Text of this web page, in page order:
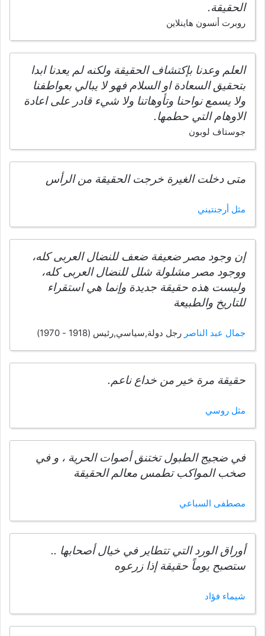
الحقيقة.
روبرت أنسون هاينلاين
العلم وعدنا بإكتشاف الحقيقة ولكنه لم يعدنا ابدا
بتحقيق السعادة او السلام فهو لا يبالي بعواطفنا
ولا يسمع نواحنا وتأوهاتنا ولا شيء قادر على اعادة
الاوهام التي حطمها.
جوستاف لوبون
متى دخلت الغيرة خرجت الحقيقة من الرأس
مثل أرجنتيني
إن وجود مصر ضعيفة ضعف للنضال العربى كله،
ووجود مصر مشلولة شلل للنضال العربى كله،
وليست هذه حقيقة جديدة وإنما هي استقراء
للتاريخ والطبيعة
جمال عبد الناصر رجل دولة,سياسي,رئيس (1918 - 1970)
حقيقة مرة خير من خداع ناعم.
مثل روسي
في ضجيج الطبول تختنق أصوات الحرية ، و في
صخب المواكب تطمس معالم الحقيقة
مصطفى السباعي
أوراق الورد التي تتطاير في خيال أصحابها ..
ستصبح يوماً حقيقة إذا زرعوه
شيماء فؤاد